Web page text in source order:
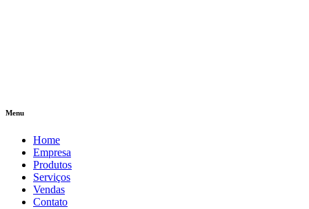
Menu
Home
Empresa
Produtos
Serviços
Vendas
Contato